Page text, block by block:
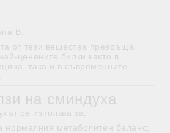
B.
от тези вещества превръща
ценените билки както в
така и в съвременните
на сминдуха
се използва за:
нормалния метаболитен баланс;